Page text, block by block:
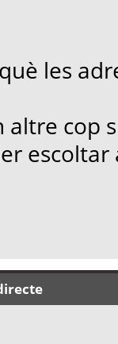
les
altre cop
escoltar